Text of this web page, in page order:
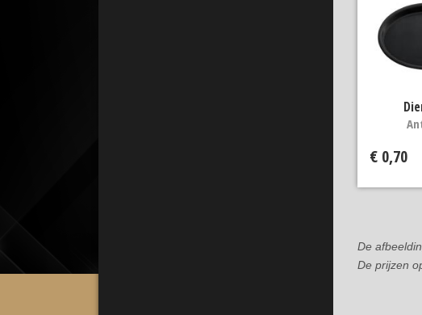
€ 0,70
De
De prijzen